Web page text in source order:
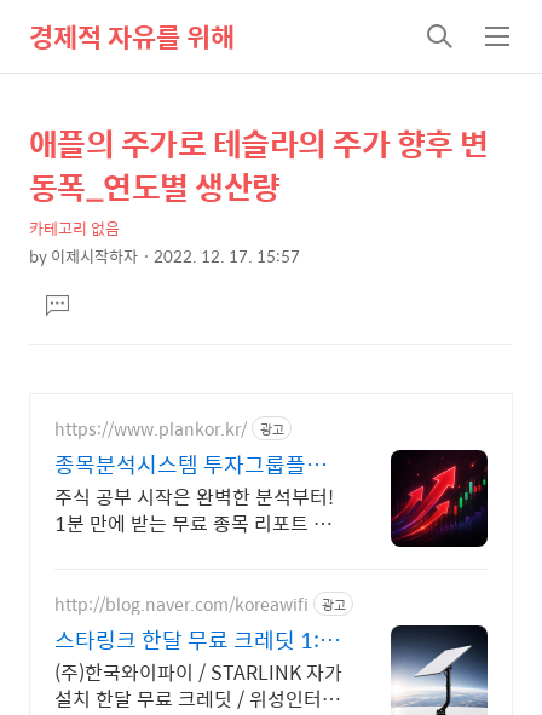
경제적 자유를 위해
검
색
메
뉴
상
세
컨
텐
본
문
제
목
애플의 주가로 테슬라의 주가 향후 변
동폭_연도별 생산량
카테고리 없음
by이제시작하자 2022. 12. 17. 15:57
문댓
글
https://www.plankor.kr/ 광고
종목분석시스템 투자그룹플랜
가입즉시 무료리포트 100%
주식 공부 시작은 완벽한 분석부터!
1분 만에 받는 무료 종목 리포트 신
http://blog.naver.com/koreawifi 광고
스타링크 한달 무료 크레딧 1:1
맞춤 상담 및 견적
(주)한국와이파이 / STARLINK 자가
설치 한달 무료 크레딧 / 위성인터넷